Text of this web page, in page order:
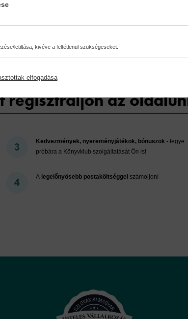
regisztráljon az
Kedvezmények, nyereményjátékok, bónuszok- tegye
próbára a Könyvklub szolgáltatását Ön is!
A legelőnyösebb postaköltséggel számoljon!
letiltása, kivéve a feltétlenül szükségeseket.
elfogadása